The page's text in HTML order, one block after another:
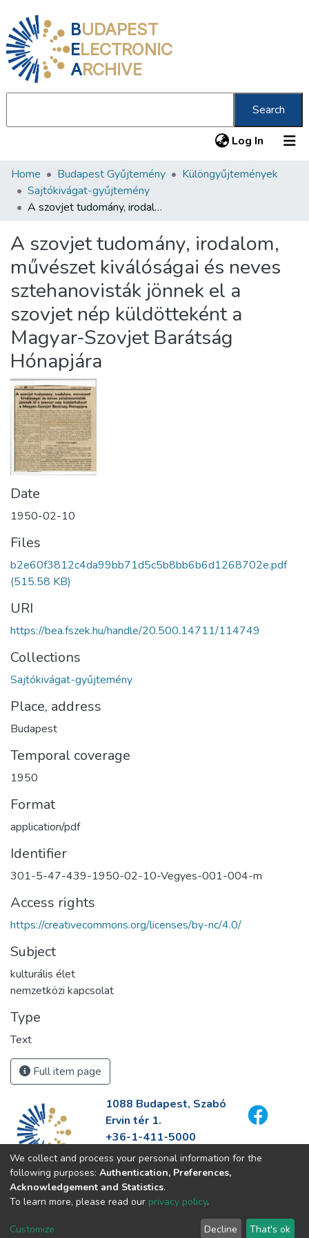
BUDAPEST
ELECTRONIC
ARCHIVE
Search
Log In (current)
Communities & Collections
All of DSpace
About us
Home Budapest Gyűjtemény
Különgyűjtemények
Sajtókivágat-gyűjtemény
A szovjet tudomány, irodalom, művészet kiválóságai és neves sztehanovisták jönnek el a szovjet nép küldötteként a Magyar-Szovjet Barátság Hónapjára
A szovjet tudomány, irodalom,
művészet kiválóságai és neves
sztehanovisták jönnek el a
szovjet nép küldötteként a
Magyar-Szovjet Barátság
Hónapjára
Date
1950-02-10
Files
b2e60f3812c4da99bb71d5c5b8bb6b6d1268702e.pdf
(515.58 KB)
URI
https://bea.fszek.hu/handle/20.500.14711/114749
Collections
Sajtókivágat-gyűjtemény
Place, address
Budapest
Temporal coverage
1950
Format
application/pdf
Identifier
301-5-47-439-1950-02-10-Vegyes-001-004-m
Access rights
https://creativecommons.org/licenses/by-nc/4.0/
Subject
kulturális élet
nemzetközi kapcsolat
Type
Text
Full item page
1088 Budapest, Szabó
Ervin tér 1.
+36-1-411-5000
info@fszek.hu
https://fszek.hu
We collect and process your personal information for the
following purposes: Authentication, Preferences,
Acknowledgement and Statistics.
To learn more, please read our privacy policy.
Customize Decline That's ok